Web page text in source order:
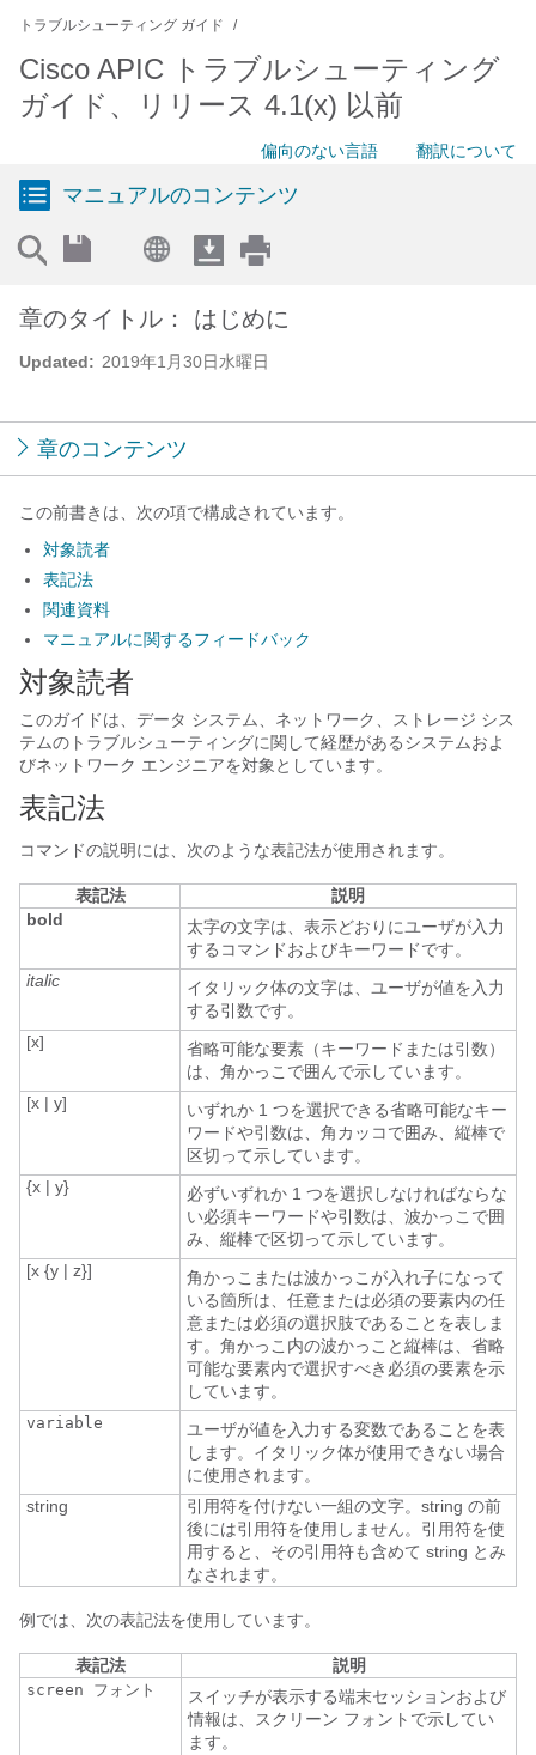
トラブルシューティング ガイド
Cisco APIC トラブルシューティング
ガイド、リリース 4.1(x) 以前
偏向のない言語 翻訳について
マニュアルのコンテンツ
Updated: 2019年1月30日水曜日
章のタイトル： はじめに
章のコンテンツ
この前書きは、次の項で構成されています。
対象読者
表記法
関連資料
マニュアルに関するフィードバック
対象読者
このガイドは、データ システム、ネットワーク、ストレージ シス
テムのトラブルシューティングに関して経歴があるシステムおよ
びネットワーク エンジニアを対象としています。
表記法
コマンドの説明には、次のような表記法が使用されます。
表記法
説明
bold
太字の文字は、表示どおりにユーザが入力
するコマンドおよびキーワードです。
italic
イタリック体の文字は、ユーザが値を入力
する引数です。
[x]
省略可能な要素（キーワードまたは引数）
は、角かっこで囲んで示しています。
[x | y]
いずれか 1 つを選択できる省略可能なキー
ワードや引数は、角カッコで囲み、縦棒で
区切って示しています。
{x | y}
必ずいずれか 1 つを選択しなければならな
い必須キーワードや引数は、波かっこで囲
み、縦棒で区切って示しています。
[x {y | z}]
角かっこまたは波かっこが入れ子になって
いる箇所は、任意または必須の要素内の任
意または必須の選択肢であることを表しま
す。角かっこ内の波かっこと縦棒は、省略
可能な要素内で選択すべき必須の要素を示
しています。
variable
ユーザが値を入力する変数であることを表
します。イタリック体が使用できない場合
に使用されます。
string
引用符を付けない一組の文字。string の前
後には引用符を使用しません。引用符を使
用すると、その引用符も含めて string とみ
なされます。
例では、次の表記法を使用しています。
表記法 説明
screen フォント
スイッチが表示する端末セッションおよび
情報は、スクリーン フォントで示してい
ます。